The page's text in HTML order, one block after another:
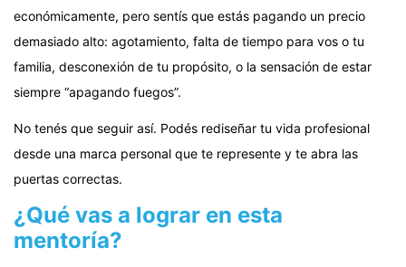
económicamente, pero sentís que estás pagando un precio
demasiado alto: agotamiento, falta de tiempo para vos o tu
familia, desconexión de tu propósito, o la sensación de estar
siempre “apagando fuegos”.
No tenés que seguir así. Podés rediseñar tu vida profesional
desde una marca personal que te represente y te abra las
puertas correctas.
¿Qué vas a lograr en esta
mentoría?